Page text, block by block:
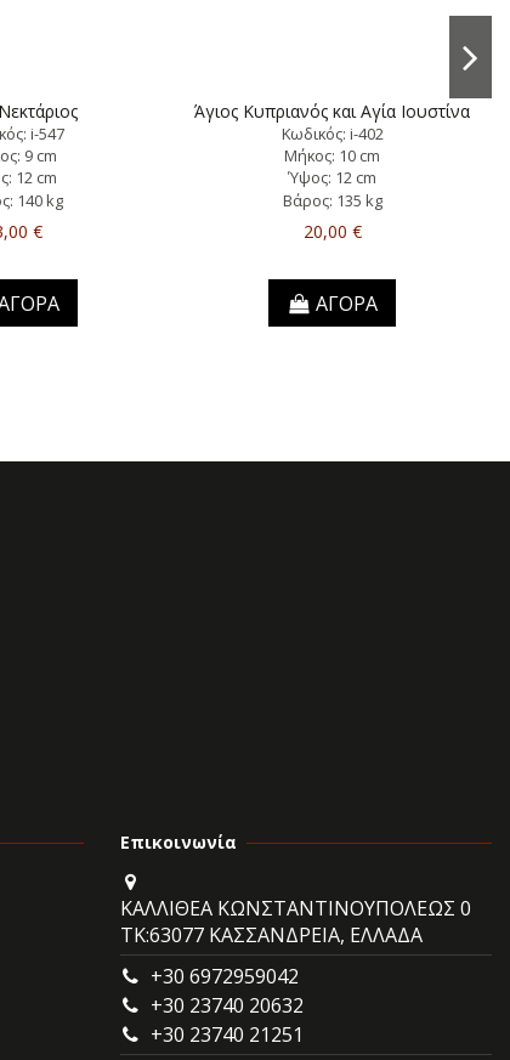
i-547
9 cm
12 cm
140 kg
€
Άγιος Κυπριανός και Αγία Ιουστίνα
Κωδικός: i-402
Μήκος: 10 cm
Ύψος: 12 cm
Βάρος: 135 kg
20,00 €
ΑΓΟΡΑ
Επικοινωνία
ΚΑΛΛΙΘΕΑ ΚΩΝΣΤΑΝΤΙΝΟΥΠΟΛΕΩΣ 0
ΤΚ:63077 ΚΑΣΣΑΝΔΡΕΙΑ, ΕΛΛΑΔΑ
+30 6972959042
+30 23740 20632
+30 23740 21251